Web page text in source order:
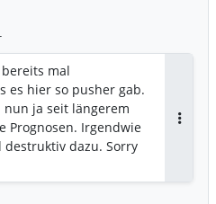
mal
es hier so pusher gab.
nun ja seit längerem
Prognosen. Irgendwie
destruktiv dazu. Sorry